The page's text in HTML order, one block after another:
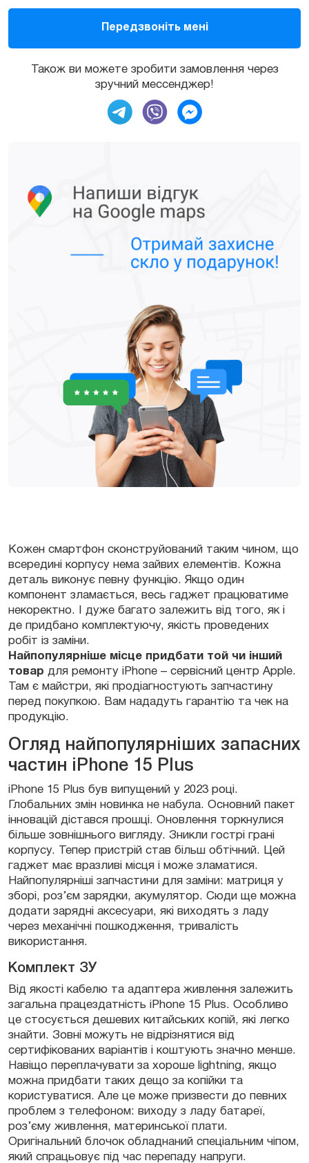
Також ви можете зробити замовлення через
зручний мессенджер!
Кожен смартфон сконструйований таким чином, що
всередині корпусу нема зайвих елементів. Кожна
деталь виконує певну функцію. Якщо один
компонент зламається, весь гаджет працюватиме
некоректно. І дуже багато залежить від того, як і
де придбано комплектуючу, якість проведених
робіт із заміни.
Найпопулярніше місце придбати той чи інший
товар для ремонту iPhone – сервісний центр Apple.
Там є майстри, які продіагностують запчастину
перед покупкою. Вам нададуть гарантію та чек на
продукцію.
Огляд найпопулярніших запасних
частин iPhone 15 Plus
iPhone 15 Plus був випущений у 2023 році.
Глобальних змін новинка не набула. Основний пакет
інновацій дістався прошці. Оновлення торкнулися
більше зовнішнього вигляду. Зникли гострі грані
корпусу. Тепер пристрій став більш обтічний. Цей
гаджет має вразливі місця і може зламатися.
Найпопулярніші запчастини для заміни: матриця у
зборі, роз’єм зарядки, акумулятор. Сюди ще можна
додати зарядні аксесуари, які виходять з ладу
через механічні пошкодження, тривалість
використання.
Комплект ЗУ
Від якості кабелю та адаптера живлення залежить
загальна працездатність iPhone 15 Plus. Особливо
це стосується дешевих китайських копій, які легко
знайти. Зовні можуть не відрізнятися від
сертифікованих варіантів і коштують значно менше.
Навіщо переплачувати за хороше lightning, якщо
можна придбати таких дещо за копійки та
користуватися. Але це може призвести до певних
проблем з телефоном: виходу з ладу батареї,
роз’єму живлення, материнської плати.
Оригінальний блочок обладнаний спеціальним чіпом,
який спрацьовує під час перепаду напруги.